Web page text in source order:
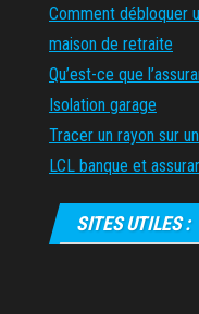
Comment débloquer
maison de retraite
Qu’est-ce que
Isolation garage
Tracer un rayon sur
LCL banque et
SITES UTILES :